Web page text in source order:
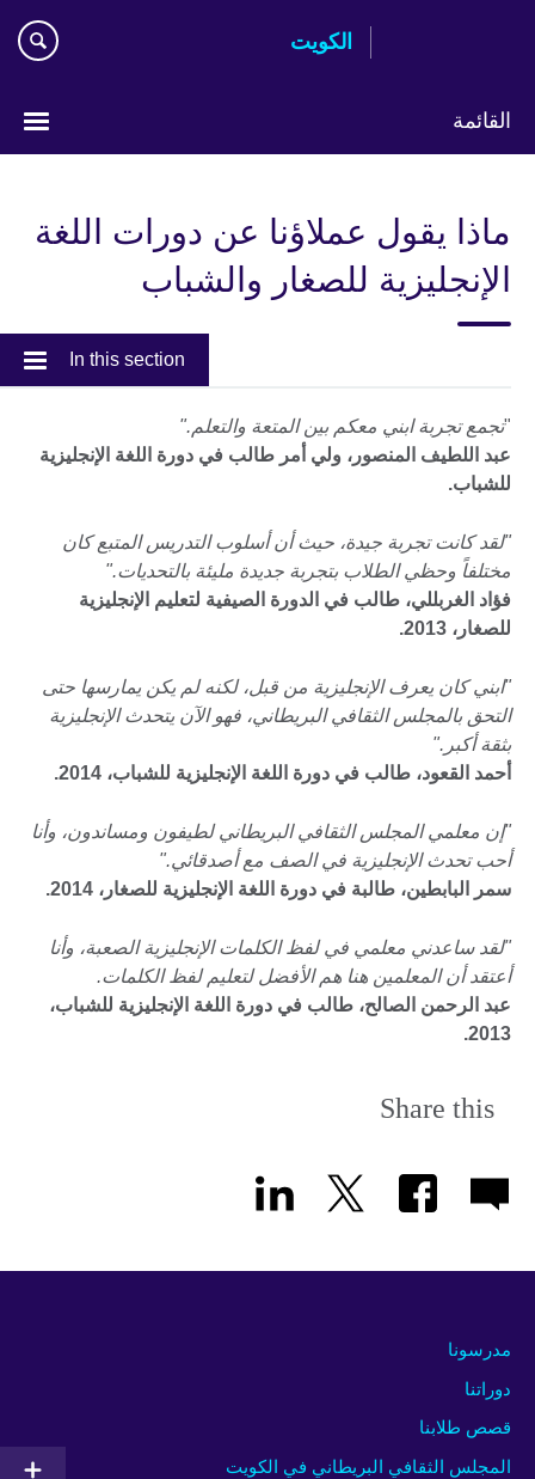
الكويت
القائمة
ماذا يقول عملاؤنا عن دورات اللغة
الإنجليزية للصغار والشباب
In this section
"تجمع تجربة ابني معكم بين المتعة والتعلم."
عبد اللطيف المنصور، ولي أمر طالب في دورة اللغة الإنجليزية
للشباب.
"لقد كانت تجربة جيدة، حيث أن أسلوب التدريس المتبع كان
مختلفاً وحظي الطلاب بتجربة جديدة مليئة بالتحديات."
فؤاد الغربللي، طالب في الدورة الصيفية لتعليم الإنجليزية
للصغار، 2013.
"ابني كان يعرف الإنجليزية من قبل، لكنه لم يكن يمارسها حتى
التحق بالمجلس الثقافي البريطاني، فهو الآن يتحدث الإنجليزية
بثقة أكبر."
أحمد القعود، طالب في دورة اللغة الإنجليزية للشباب، 2014.
"إن معلمي المجلس الثقافي البريطاني لطيفون ومساندون، وأنا
أحب تحدث الإنجليزية في الصف مع أصدقائي."
سمر البابطين، طالبة في دورة اللغة الإنجليزية للصغار، 2014.
"لقد ساعدني معلمي في لفظ الكلمات الإنجليزية الصعبة، وأنا
أعتقد أن المعلمين هنا هم الأفضل لتعليم لفظ الكلمات.
عبد الرحمن الصالح، طالب في دورة اللغة الإنجليزية للشباب،
2013.
Share this
مدرسونا
دوراتنا
قصص طلابنا
المجلس الثقافي البريطاني في الكويت